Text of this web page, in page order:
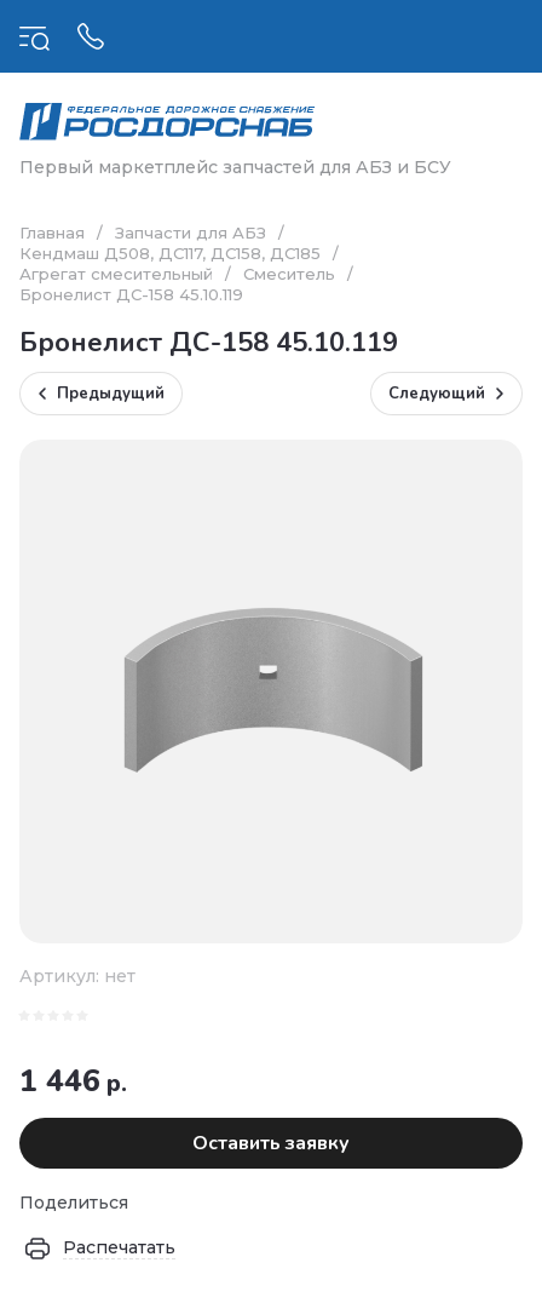
Первый маркетплейс запчастей для АБЗ и БСУ
Главная / Запчасти для АБЗ
/
Кендмаш Д508, ДС117, ДС158, ДС185
/
Агрегат смесительный
/ Смеситель
/
Бронелист ДС-158 45.10.119
Бронелист ДС-158 45.10.119
Предыдущий Следующий
Артикул: нет
1 446 р.
Оставить заявку
Поделиться
Распечатать